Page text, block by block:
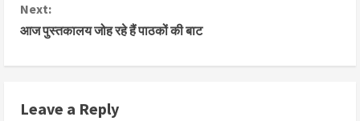
Next:
आज पुस्तकालय जोह रहे हैं पाठकों की बाट
Leave a Reply